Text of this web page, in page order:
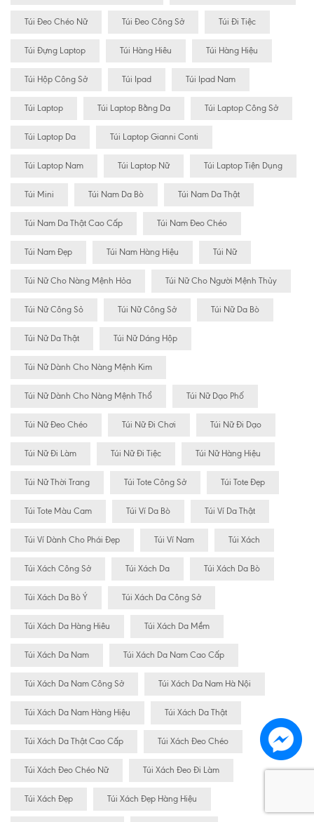
Túi Đeo Chéo Nữ Túi Đeo Công Sở Túi Đi Tiệc
Túi Đựng Laptop Túi Hàng Hiêu Túi Hàng Hiệu
Túi Hộp Công Sở Túi Ipad Túi Ipad Nam
Túi Laptop Túi Laptop Bằng Da Túi Laptop Công Sở
Túi Laptop Da Túi Laptop Gianni Conti
Túi Laptop Nam Túi Laptop Nữ Túi Laptop Tiện Dụng
Túi Mini Túi Nam Da Bò Túi Nam Da Thật
Túi Nam Da Thật Cao Cấp Túi Nam Đeo Chéo
Túi Nam Đẹp Túi Nam Hàng Hiệu Túi Nữ
Túi Nữ Cho Nàng Mệnh Hỏa Túi Nữ Cho Người Mệnh Thủy
Túi Nữ Công Sỏ Túi Nữ Công Sở Túi Nữ Da Bò
Túi Nữ Da Thật Túi Nữ Dáng Hộp
Túi Nữ Dành Cho Nàng Mệnh Kim
Túi Nữ Dành Cho Nàng Mệnh Thổ Túi Nữ Dạo Phố
Túi Nữ Đeo Chéo Túi Nữ Đi Chơi Túi Nữ Đi Dạo
Túi Nữ Đi Làm Túi Nữ Đi Tiệc Túi Nữ Hàng Hiệu
Túi Nữ Thời Trang Túi Tote Công Sở Túi Tote Đẹp
Túi Tote Màu Cam Túi Ví Da Bò Túi Ví Da Thật
Túi Ví Dành Cho Phái Đẹp Túi Ví Nam Túi Xách
Túi Xách Công Sở Túi Xách Da Túi Xách Da Bò
Túi Xách Da Bò Ý Túi Xách Da Công Sở
Túi Xách Da Hàng Hiêu Túi Xách Da Mềm
Túi Xách Da Nam Túi Xách Da Nam Cao Cấp
Túi Xách Da Nam Công Sở Túi Xách Da Nam Hà Nội
Túi Xách Da Nam Hàng Hiệu Túi Xách Da Thật
Túi Xách Da Thật Cao Cấp Túi Xách Đeo Chéo
Túi Xách Đeo Chéo Nữ Túi Xách Đeo Đi Làm
Túi Xách Đẹp Túi Xách Đẹp Hàng Hiệu